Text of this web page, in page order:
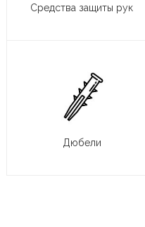
Средства защиты рук
Дюбели